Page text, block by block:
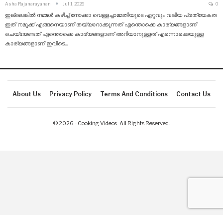
Asha Rajanarayanan Jul 1, 2026 0
ഇല്ലെങ്കിൽ നമ്മൾ കഴിച്ച് നോക്കാ വെള്ളച്ചാമ്മതിയുടെ ഏറ്റവും വലിയ പ്രത്യേകത
ഇത് നമുക്ക് എങ്ങനെയാണ് തയ്യാറാക്കുന്നത് എന്തൊക്കെ കാര്യങ്ങളാണ്
ചെയ്യേണ്ടത് എന്തൊക്കെ കാര്യങ്ങളാണ് അറിയാനുള്ളത് എന്നൊക്കെയുള്ള
കാര്യങ്ങളാണ് ഇവിടെ…
About Us Privacy Policy Terms And Conditions Contact Us
© 2026 - Cooking Videos. All Rights Reserved.